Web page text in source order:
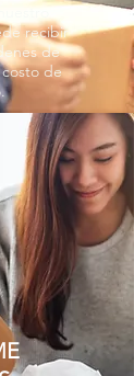
recibir
de
de